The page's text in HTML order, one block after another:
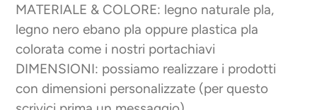
MATERIALE & COLORE: legno naturale pla,
legno nero ebano pla oppure plastica pla
colorata come i nostri portachiavi
DIMENSIONI: possiamo realizzare i prodotti
con dimensioni personalizzate (per questo